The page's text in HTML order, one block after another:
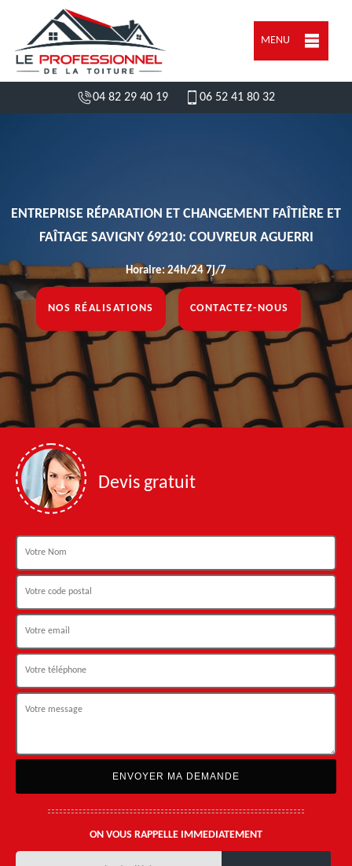
MENU
04 82 29 40 19 06 52 41 80 32
ENTREPRISE RÉPARATION ET CHANGEMENT FAÎTIÈRE ET
FAÎTAGE SAVIGNY 69210: COUVREUR AGUERRI
Horaire: 24h/24 7j/7
NOS RÉALISATIONS CONTACTEZ-NOUS
Devis gratuit
ON VOUS RAPPELLE IMMEDIATEMENT